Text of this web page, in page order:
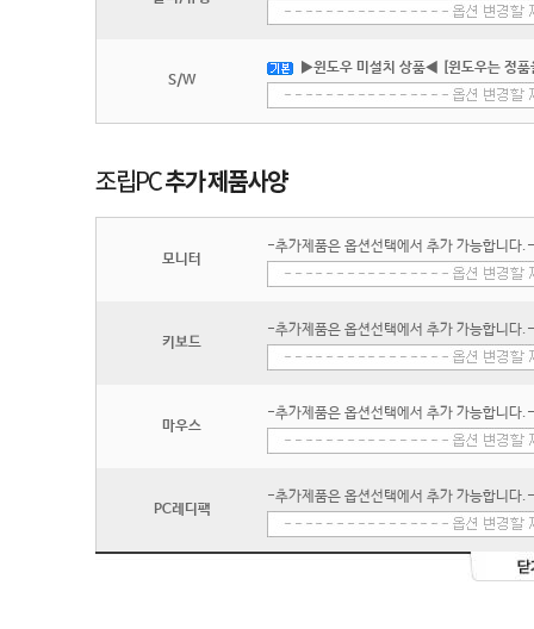
S/W
▶윈도우 미설치 상품◀ [윈도우는 정
모니터
-추가제품은 옵션선택에서 추가 가능합니다.-
키보드
-추가제품은 옵션선택에서 추가 가능합니다.-
마우스
-추가제품은 옵션선택에서 추가 가능합니다.-
PC레디팩
-추가제품은 옵션선택에서 추가 가능합니다.-